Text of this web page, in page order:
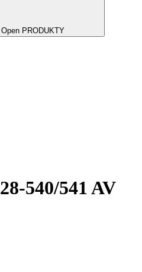
Open PRODUKTY
540/541 AV